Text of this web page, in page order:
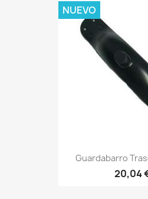
Guardabarro
20,04
NUEVO